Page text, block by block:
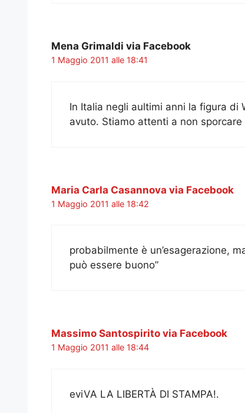
Mena Grimaldi via Facebook
1 Maggio 2011 alle 18:41
In Italia negli aultimi anni la figura di
avuto. Stiamo attenti a non
Maria Carla Casannova via Facebook
1 Maggio 2011 alle 18:42
probabilmente è un’esagerazione,
può essere buono”
Massimo Santospirito via Facebook
1 Maggio 2011 alle 18:44
eviVA LA LIBERTÀ DI STAMPA!.